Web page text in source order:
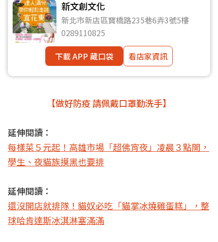
新文創文化
新北市新店區寶橋路235巷6弄3號5樓
0289110825
下載 APP 藏口袋
看店家資訊
【做好防疫 請佩戴口罩勤洗手】
延伸閱讀：
每樣菜５元起！高雄市場「超佛宵夜」凌晨３點開，
學生、夜貓族摸黑也要排
延伸閱讀：
還沒開店就排隊！貓奴必吃「貓掌冰燒雞蛋糕」，整
球哈肯達斯冰淇淋塞滿滿